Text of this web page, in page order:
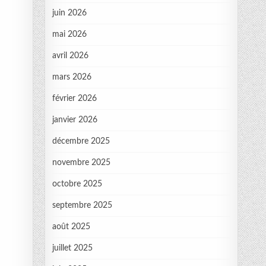
juin 2026
mai 2026
avril 2026
mars 2026
février 2026
janvier 2026
décembre 2025
novembre 2025
octobre 2025
septembre 2025
août 2025
juillet 2025